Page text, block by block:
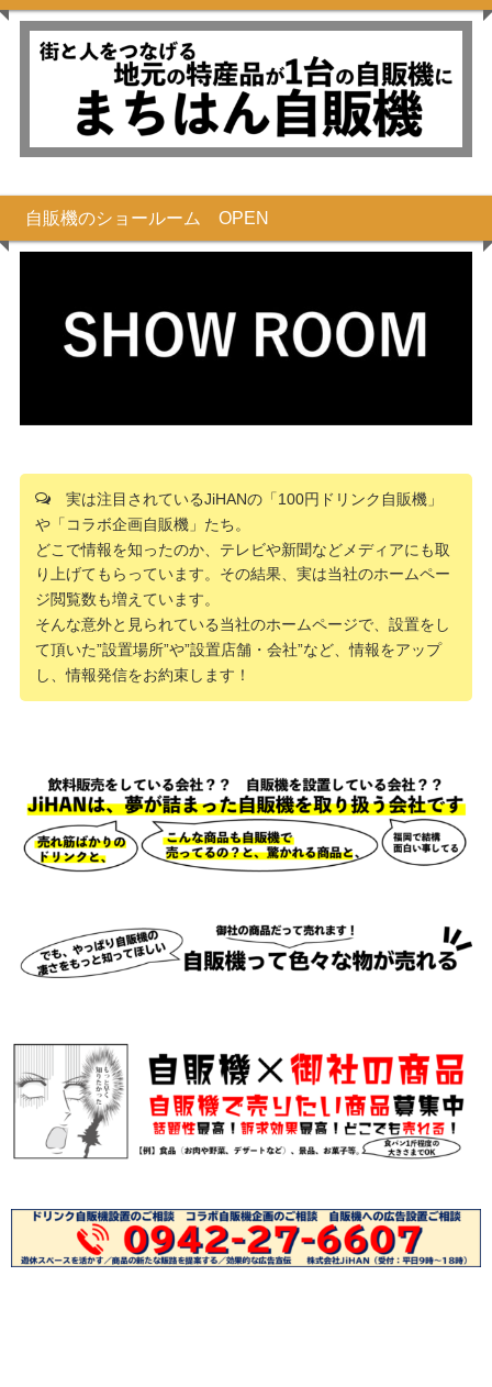
自販機のショールーム OPEN
実は注目されているJiHANの「100円ドリンク自販機」
や「コラボ企画自販機」たち。
どこで情報を知ったのか、テレビや新聞などメディアにも取
り上げてもらっています。その結果、実は当社のホームペー
ジ閲覧数も増えています。
そんな意外と見られている当社のホームページで、設置をし
て頂いた”設置場所”や”設置店舗・会社”など、情報をアップ
し、情報発信をお約束します！